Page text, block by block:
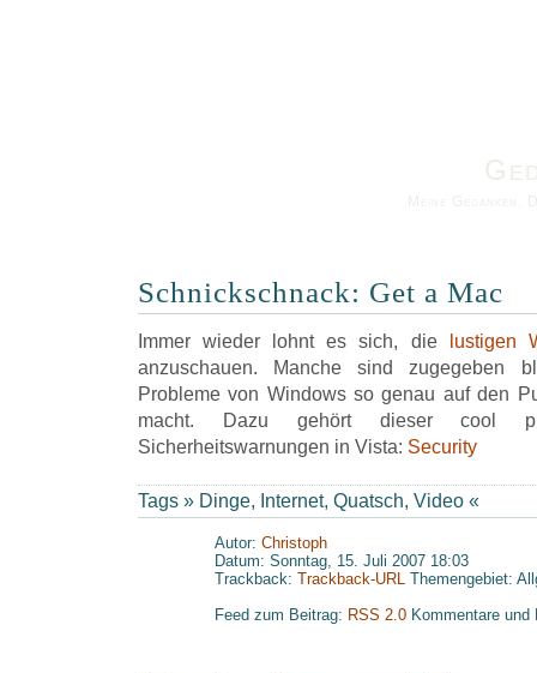
Schnickschnack: Get a Mac
Immer wieder lohnt es sich, die
lustigen
anzuschauen. Manche sind zugegeben
Probleme von Windows so genau auf den
macht. Dazu gehört dieser cool
Sicherheitswarnungen in Vista: Security
Tags » Dinge, Internet, Quatsch, Video «
Autor: Christoph
Datum: Sonntag, 15. Juli 2007 18:03
Trackback: Trackback-URL Themengebiet:
Feed zum Beitrag: RSS 2.0 Kommentare